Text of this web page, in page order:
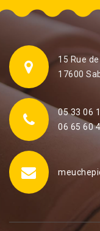
15 Rue
17600
05 33 06
06 65 60